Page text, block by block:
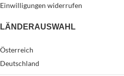
Einwilligungen widerrufen
LÄNDERAUSWAHL
Österreich
Deutschland